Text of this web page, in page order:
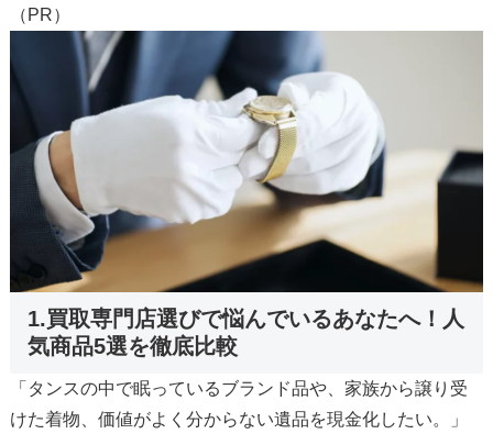
（PR）
1.買取専門店選びで悩んでいるあなたへ！人
気商品5選を徹底比較
「タンスの中で眠っているブランド品や、家族から譲り受
けた着物、価値がよく分からない遺品を現金化したい。」